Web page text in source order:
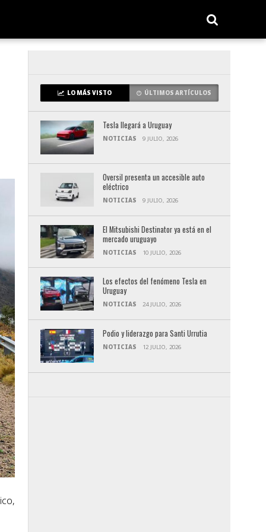
LO MÁS VISTO ÚLTIMOS ARTÍCULOS
Tesla llegará a Uruguay
NOTICIAS 9 JULIO, 2026
Oversil presenta un accesible auto
eléctrico
NOTICIAS 9 JULIO, 2026
El Mitsubishi Destinator ya está en el
mercado uruguayo
NOTICIAS 10 JULIO, 2026
Los efectos del fenómeno Tesla en
Uruguay
NOTICIAS 24 JULIO, 2026
Podio y liderazgo para Santi Urrutia
NOTICIAS 12 JULIO, 2026